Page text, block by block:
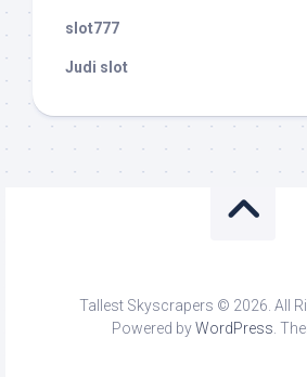
slot777
Judi slot
Tallest Skyscrapers © 2026. All
Powered byWordPress.